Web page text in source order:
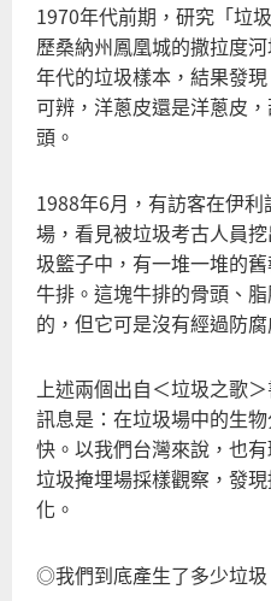
1970年代前期，研究「垃
歷桑納州鳳凰城的撒拉度
年代的垃圾樣本，結果發
可辨，洋蔥皮還是洋蔥皮
頭。
1988年6月，有訪客在伊
場，看見被垃圾考古人員
圾籃子中，有一堆一堆的
牛排。這塊牛排的骨頭、
的，但它可是沒有經過防腐
上述兩個出自＜垃圾之歌
訊息是：在垃圾場中的生
快。以我們台灣來說，也
垃圾掩埋場採樣觀察，發
化。
◎我們到底產生了多少垃圾